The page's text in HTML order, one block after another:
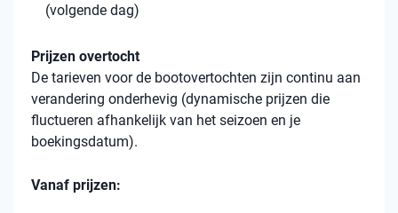
(volgende dag)
Prijzen overtocht
De tarieven voor de bootovertochten zijn continu aan
verandering onderhevig (dynamische prijzen die
fluctueren afhankelijk van het seizoen en je
boekingsdatum).
Vanaf prijzen: